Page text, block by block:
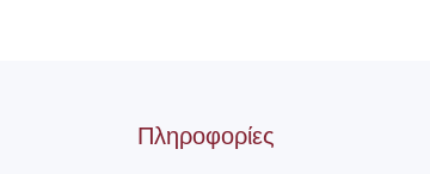
Πληροφορίες